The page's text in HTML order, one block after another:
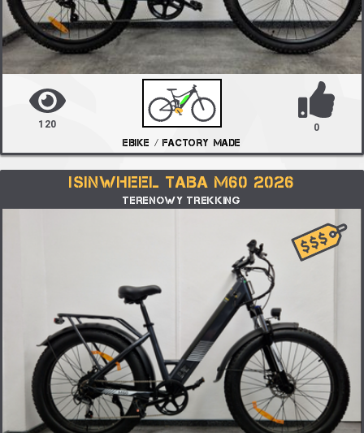
120
EBIKE / FACTORY MADE
0
ISINWHEEL TABA M60 2026
TERENOWY TREKKING